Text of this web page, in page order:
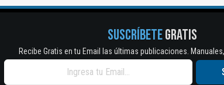
SUSCRÍBETEGRATIS
Recibe Gratis en tu Email las últimas publicaciones. Manuales,